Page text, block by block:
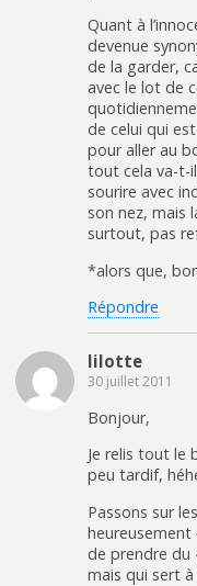
Quant à
devenue
de la garder,
avec le lot de
de celui qui
pour aller au
tout cela va-t-
sourire avec
son nez, mais
surtout, pas
*alors que,
Répondre
lilotte
30 juillet 2011
Bonjour,
Je relis tout le
peu tardif,
Passons sur
de prendre du
mais qui sert à